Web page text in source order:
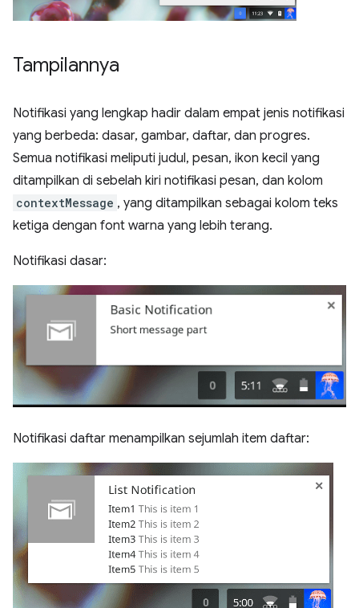
Tampilannya
Notifikasi yang lengkap hadir dalam empat jenis notifikasi
yang berbeda: dasar, gambar, daftar, dan progres.
Semua notifikasi meliputi judul, pesan, ikon kecil yang
ditampilkan di sebelah kiri notifikasi pesan, dan kolom
contextMessage , yang ditampilkan sebagai kolom teks
ketiga dengan font warna yang lebih terang.
Notifikasi dasar:
Notifikasi daftar menampilkan sejumlah item daftar: